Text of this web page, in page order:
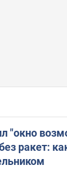
"окно
ракет: